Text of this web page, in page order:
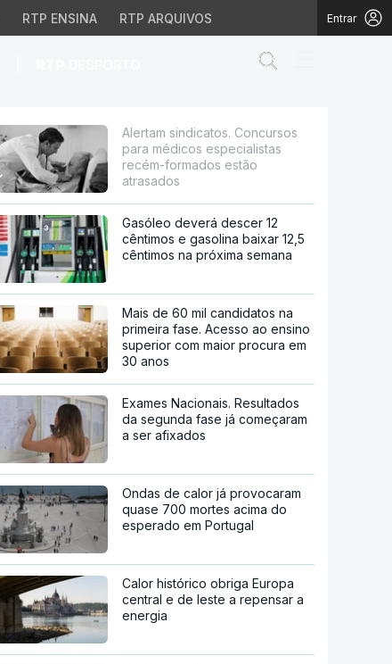
RTP ENSINA RTP ARQUIVOS Entrar
especialistas
Alertam sindicatos. Concursos
para médicos especialistas
recém-formados estão
atrasados
Gasóleo deverá descer 12
cêntimos e gasolina baixar 12,5
cêntimos na próxima semana
Mais de 60 mil candidatos na
primeira fase. Acesso ao ensino
superior com maior procura em
30 anos
Exames Nacionais. Resultados
da segunda fase já começaram
a ser afixados
Ondas de calor já provocaram
quase 700 mortes acima do
esperado em Portugal
Calor histórico obriga Europa
central e de leste a repensar a
energia